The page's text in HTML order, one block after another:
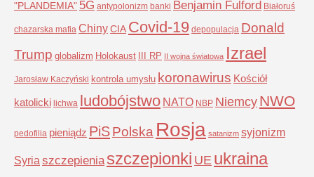
"PLANDEMIA" 5G antypolonizm banki Benjamin Fulford Białoruś
chazarska mafia ChinyCIA Covid-19 depopulacja Donald
Trump globalizm Holokaust III RP II wojna światowa Izrael
Jarosław Kaczyński kontrola umysłu koronawirus Kościół
katolicki lichwa ludobójstwo NATO NBP NiemcyNWO
pedofilia pieniądz PiSPolska Rosja satanizm syjonizm
Syria szczepienia szczepionki UE ukraina